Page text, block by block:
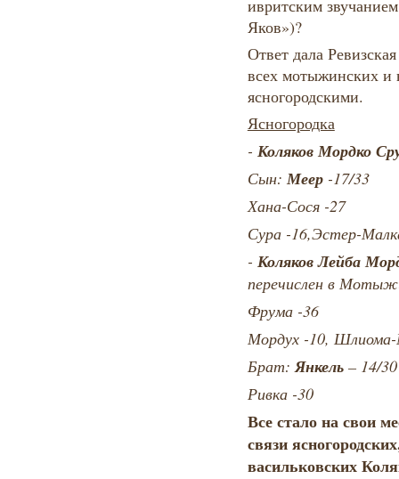
ивритским
Яков»)?
Ответ дала
всех мотыжинских и
ясногородскими.
Ясногородка
- Коляков Мордко
Сын:Меер-17/33
Хана-Сося -27
Сура -16,Эстер-
- Коляков Лейба
перечислен в
Фрума -36
Мордух -10, Шлиома-
Брат:Янкель – 14/30
Ривка -30
Все стало на свои
связи
васильковских